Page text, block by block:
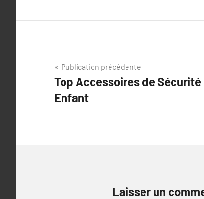
Navigation
de
l’article
Publication précédente
Top Accessoires de
Enfant
Laisser un